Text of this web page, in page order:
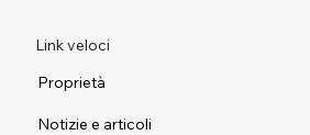
Link veloci
Proprietà
Notizie e articoli